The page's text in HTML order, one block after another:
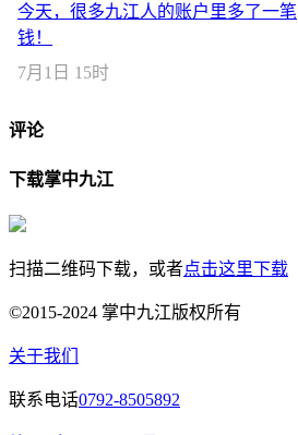
今天，很多九江人的账户里多了一笔
钱！
7月1日 15时
评论
下载掌中九江
扫描二维码下载，或者点击这里下载
©2015-2024 掌中九江版权所有
关于我们
联系电话0792-8505892